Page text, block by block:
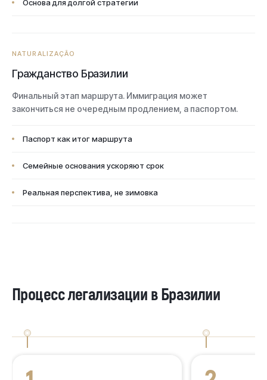
Основа для долгой стратегии
NATURALIZAÇÃO
Гражданство Бразилии
Финальный этап маршрута. Иммиграция может
закончиться не очередным продлением, а паспортом.
Паспорт как итог маршрута
Семейные основания ускоряют срок
Реальная перспектива, не зимовка
Процесс легализации в Бразилии